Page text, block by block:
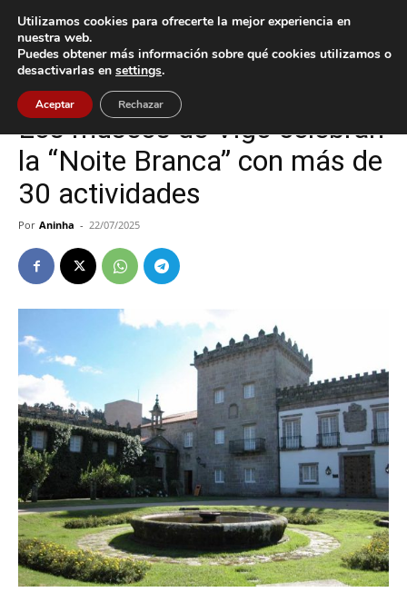
Inicio Cultura / Ocio
Cultura / Ocio Vigo
Los museos de Vigo celebran
la “Noite Branca” con más de
30 actividades
Por Aninha - 22/07/2025
Utilizamos cookies para ofrecerte la mejor experiencia en
nuestra web.
Puedes obtener más información sobre qué cookies utilizamos o
desactivarlas en settings.
Aceptar Rechazar